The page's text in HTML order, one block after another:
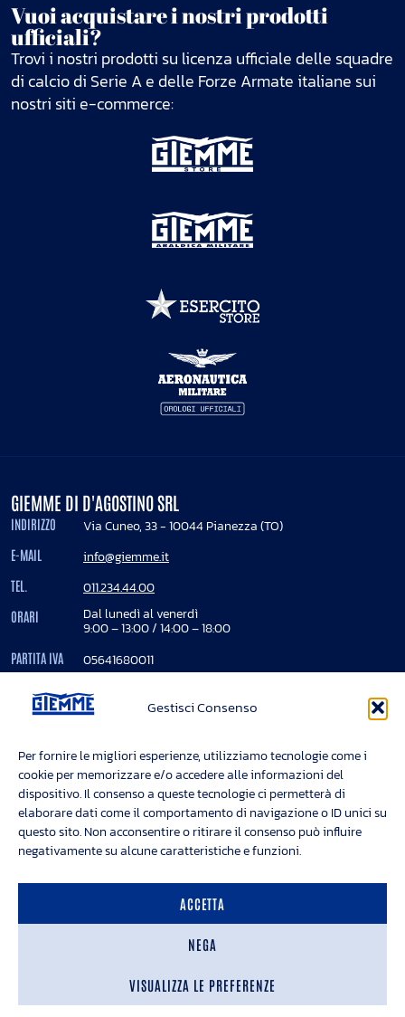
Gestisci Consenso
Per fornire le migliori esperienze, utilizziamo tecnologie come i
cookie per memorizzare e/o accedere alle informazioni del
dispositivo. Il consenso a queste tecnologie ci permetterà di
elaborare dati come il comportamento di navigazione o ID unici su
questo sito. Non acconsentire o ritirare il consenso può influire
negativamente su alcune caratteristiche e funzioni.
ACCETTA
NEGA
VISUALIZZA LE PREFERENZE
Vuoi acquistare i nostri prodotti
ufficiali?
Trovi i nostri prodotti su licenza ufficiale delle squadre
di calcio di Serie A e delle Forze Armate italiane sui
nostri siti e-commerce:
GIEMME DI D'AGOSTINO SRL
INDIRIZZO Via Cuneo, 33 - 10044 Pianezza (TO)
E-MAIL info@giemme.it
TEL. 011.234.44.00
ORARI Dal lunedì al venerdì
9:00 – 13:00 / 14:00 – 18:00
PARTITA IVA 05641680011
724850
Registro imprese Torino - 05641680011
Cap. Soc. Euro 200.000 interamente versato
INFORMAZIONI
Privacy Policy
Cookie Policy
Modifica preferenze cookies
Segnalazioni whistleblowing
Note legali
Tutti i marchi registrati ed i nomi dei prodotti menzionati